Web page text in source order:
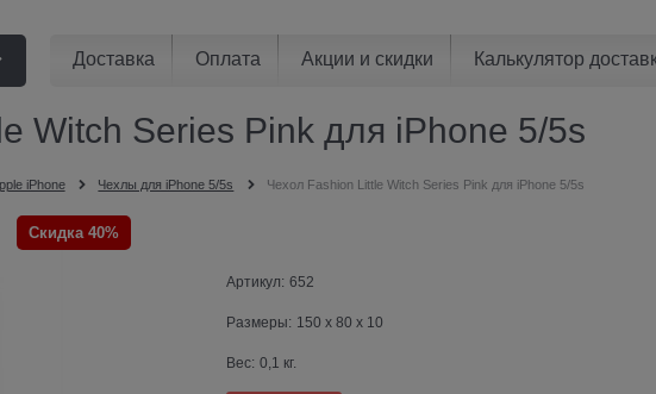
Доставка Оплата Акции и скидки Калькулятор
Witch Series Pink для iPhone 5/5s
iPhone Чехлы для iPhone 5/5s Чехол Fashion Little Witch Series Pink для iPhone 5/5s
Скидка 40%
Артикул: 652
Размеры: 150 x 80 x 10
Вес: 0,1 кг.